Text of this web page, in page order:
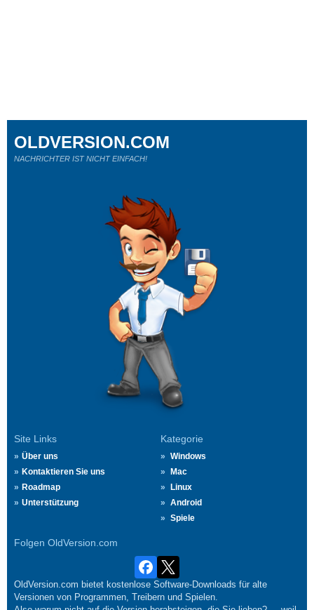
Site Links
Über uns
Kontaktieren Sie uns
Roadmap
Unterstützung
Kategorie
Windows
Mac
Linux
Android
Spiele
Folgen OldVersion.com
OLDVERSION.COM
NACHRICHTER IST NICHT EINFACH!
OldVersion.com bietet kostenlose Software-Downloads für alte
Versionen von Programmen, Treibern und Spielen.